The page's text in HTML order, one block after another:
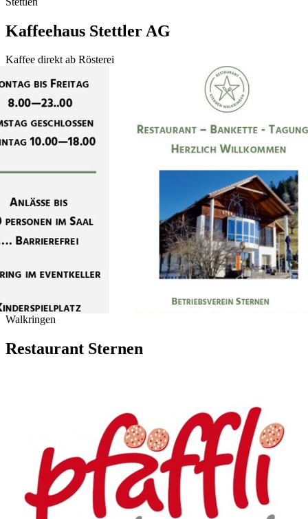
Kaffeehaus Stettler AG
Kaffee direkt ab Rösterei
Walkringen
Restaurant Sternen